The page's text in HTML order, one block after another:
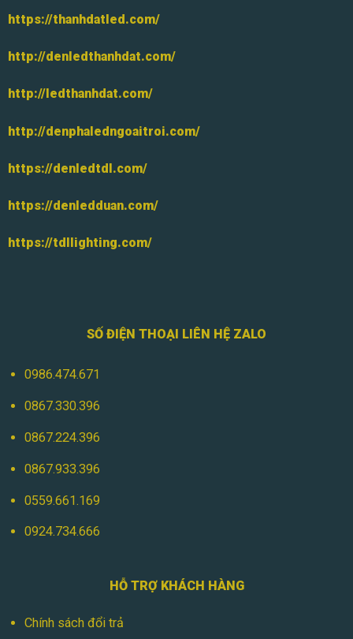
https://thanhdatled.com/
http://denledthanhdat.com/
http://ledthanhdat.com/
http://denphaledngoaitroi.com/
https://denledtdl.com/
https://denledduan.com/
https://tdllighting.com/
SỐ ĐIỆN THOẠI LIÊN HỆ ZALO
0986.474.671
0867.330.396
0867.224.396
0867.933.396
0559.661.169
0924.734.666
HỖ TRỢ KHÁCH HÀNG
Chính sách đổi trả